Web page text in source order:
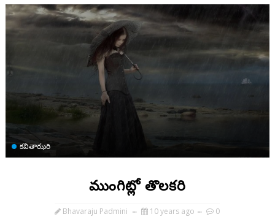
కవితాఝరి
ముంగిట్లో తొలకరి
Bhavaraju Padmini 10 years ago 0